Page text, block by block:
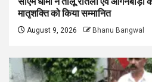
मातृशक्ति को किया सम्मानित
August 9, 2026 Bhanu Bangwal